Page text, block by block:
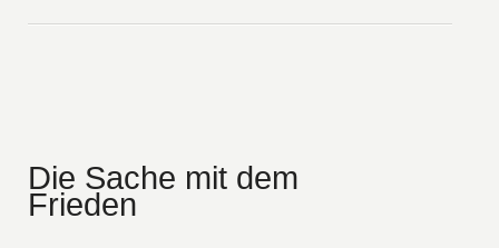
Die Sache mit dem
Frieden